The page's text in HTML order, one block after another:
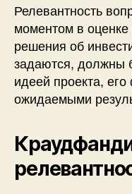
Релевантность
моментом в оценке
решения об
задаются, должны
идеей проекта,
ожидаемыми